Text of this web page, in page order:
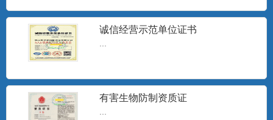
诚信经营示范单位证书
有害生物防制资质证